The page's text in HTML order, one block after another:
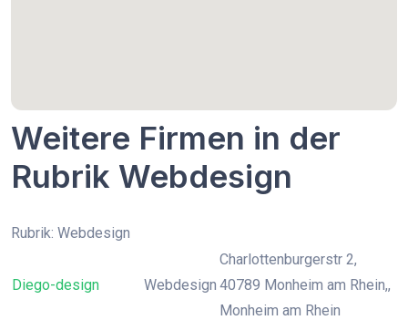
Weitere Firmen in der
Rubrik Webdesign
Rubrik: Webdesign
Diego-design Webdesign
Charlottenburgerstr 2,
40789 Monheim am Rhein,,
Monheim am Rhein